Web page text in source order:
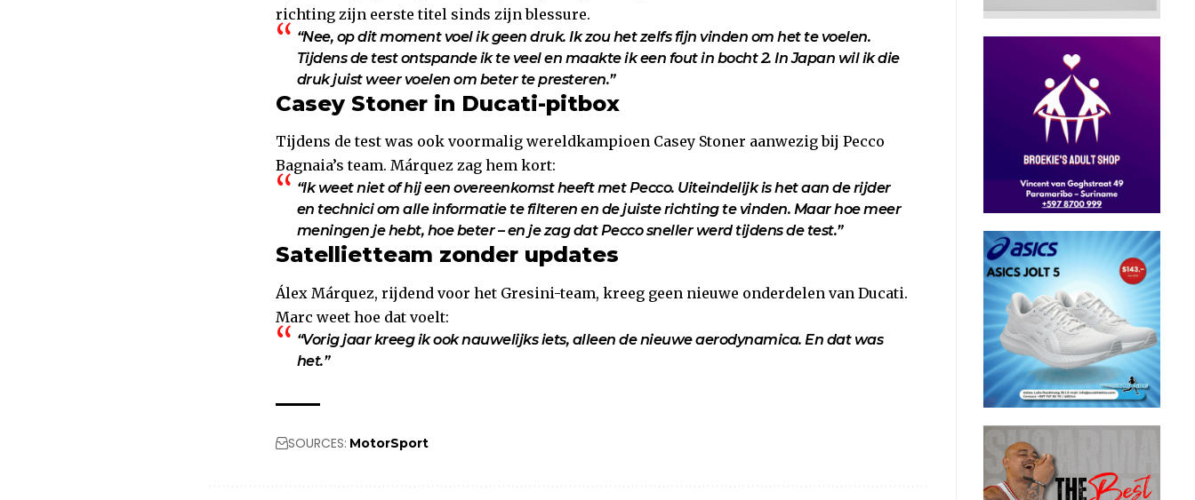
richting zijn eerste titel sinds zijn blessure.
“Nee, op dit moment voel ik geen druk. Ik zou het zelfs fijn vinden om het te voelen.
Tijdens de test ontspande ik te veel en maakte ik een fout in bocht 2. In Japan wil ik die
druk juist weer voelen om beter te presteren.”
Casey Stoner in Ducati-pitbox
Tijdens de test was ook voormalig wereldkampioen Casey Stoner aanwezig bij Pecco
Bagnaia’s team. Márquez zag hem kort:
“Ik weet niet of hij een overeenkomst heeft met Pecco. Uiteindelijk is het aan de rijder
en technici om alle informatie te filteren en de juiste richting te vinden. Maar hoe meer
meningen je hebt, hoe beter – en je zag dat Pecco sneller werd tijdens de test.”
Satellietteam zonder updates
Álex Márquez, rijdend voor het Gresini-team, kreeg geen nieuwe onderdelen van Ducati.
Marc weet hoe dat voelt:
“Vorig jaar kreeg ik ook nauwelijks iets, alleen de nieuwe aerodynamica. En dat was
het.”
SOURCES: MotorSport